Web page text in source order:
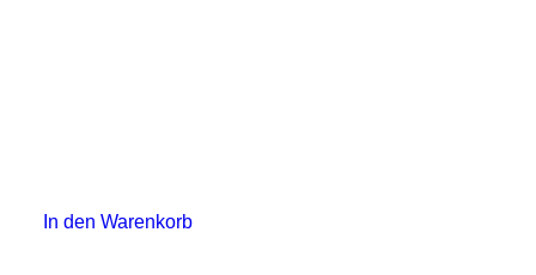
In den Warenkorb